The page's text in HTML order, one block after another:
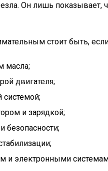
Он лишь показывает,
стоит быть,
масла;
двигателя;
системой;
и зарядкой;
безопасности;
и электронными